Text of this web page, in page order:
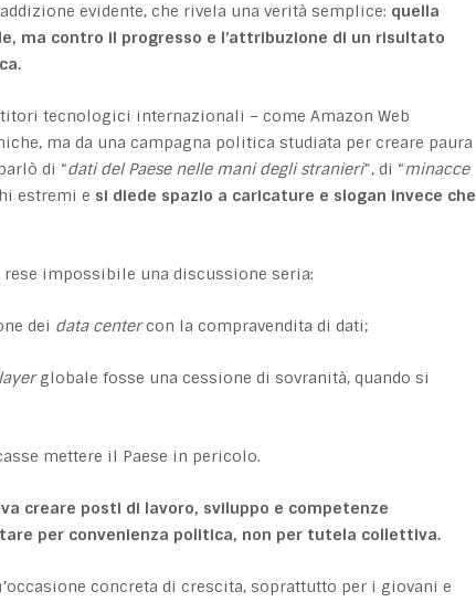
evidente, che rivela una verità semplice: quella
ma contro il progresso e l’attribuzione di un risultato
tecnologici internazionali – come Amazon Web
ma da una campagna politica studiata per creare paura
di “dati del Paese nelle mani degli stranieri”, di “minacce
estremi e si diede spazio a caricature e slogan invece che
impossibile una discussione seria:
dei data centercon la compravendita di dati;
globale fosse una cessione di sovranità, quando si
mettere il Paese in pericolo.
creare posti di lavoro, sviluppo e competenze
per convenienza politica, non per tutela collettiva.
concreta di crescita, soprattutto per i giovani e